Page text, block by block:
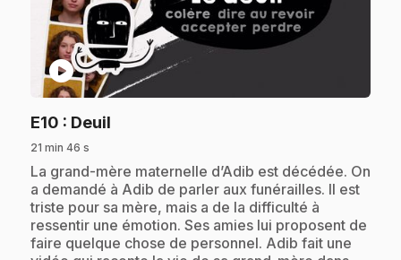
play_circle
E10 : Deuil
21 min 46 s
.La grand-mère maternelle d’Adib est décédée. On
a demandé à Adib de parler aux funérailles. Il est
triste pour sa mère, mais a de la difficulté à
ressentir une émotion. Ses amies lui proposent de
faire quelque chose de personnel. Adib fait une